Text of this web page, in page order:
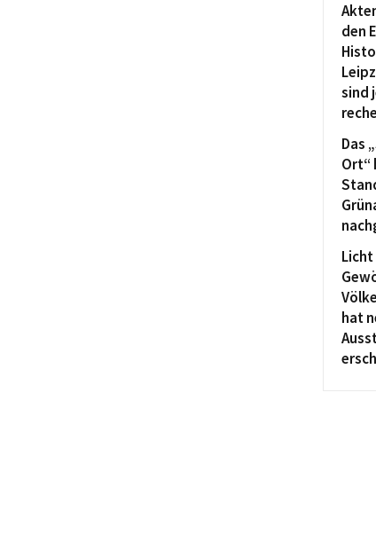
den
sind
Das
Ort“
Licht
hat